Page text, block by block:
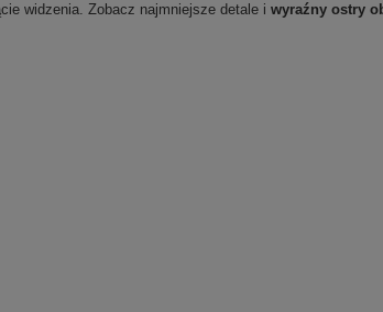
widzenia. Zobacz najmniejsze detale iwyraźny ostry